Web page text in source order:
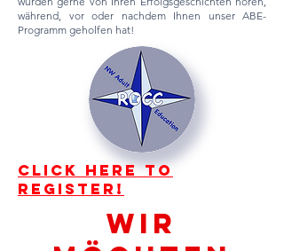
während, vor oder nachdem Ihnen unser ABE-
Programm geholfen hat!
Click here to
register!
Wir